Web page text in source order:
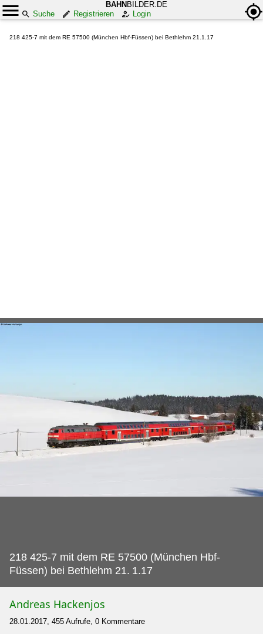
BAHN BILDER.DE
Suche
Registrieren Login
218 425-7 mit dem RE 57500 (München Hbf-Füssen) bei Bethlehm 21.1.17
218 425-7 mit dem RE 57500 (München Hbf-
Füssen) bei Bethlehm 21. 1.17
Andreas Hackenjos
28.01.2017, 455 Aufrufe, 0 Kommentare